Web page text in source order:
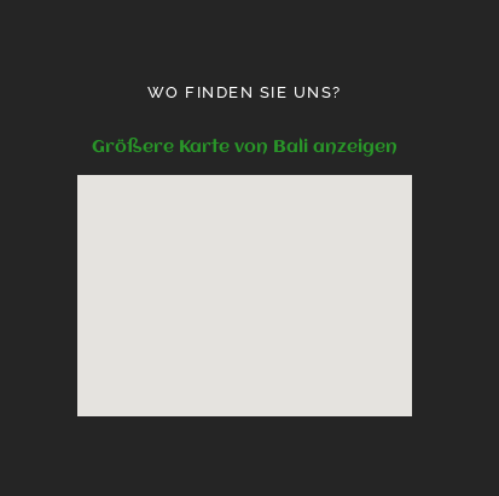
WO FINDEN SIE UNS?
Größere Karte von Bali anzeigen